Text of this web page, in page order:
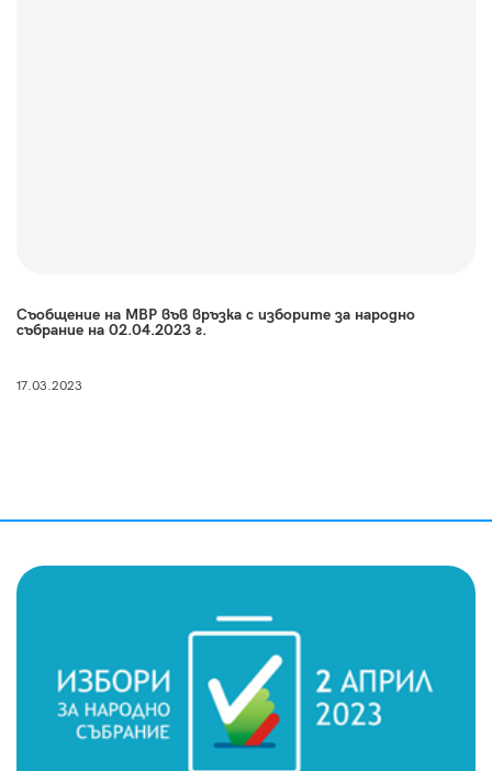
Съобщение на МВР във връзка с изборите за народно
събрание на 02.04.2023 г.
17.03.2023